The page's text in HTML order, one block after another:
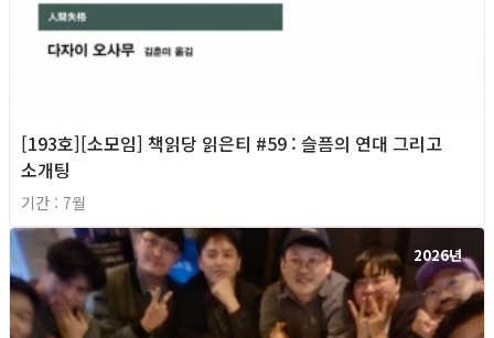
[193호][소모임] 책읽당 읽은티 #59 : 슬픔의 연대 그리고
소개팅
기간 : 7월
2026년